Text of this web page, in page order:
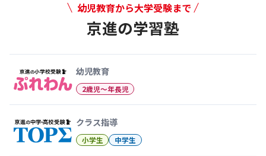
幼児教育から大学受験まで
京進の学習塾
幼児教育
2歳児〜年長児
クラス指導
小学生 中学生